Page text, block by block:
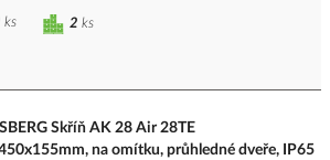
2 ks
ks
Skříň AK 28 Air 28TE
na omítku, průhledné dveře, IP65